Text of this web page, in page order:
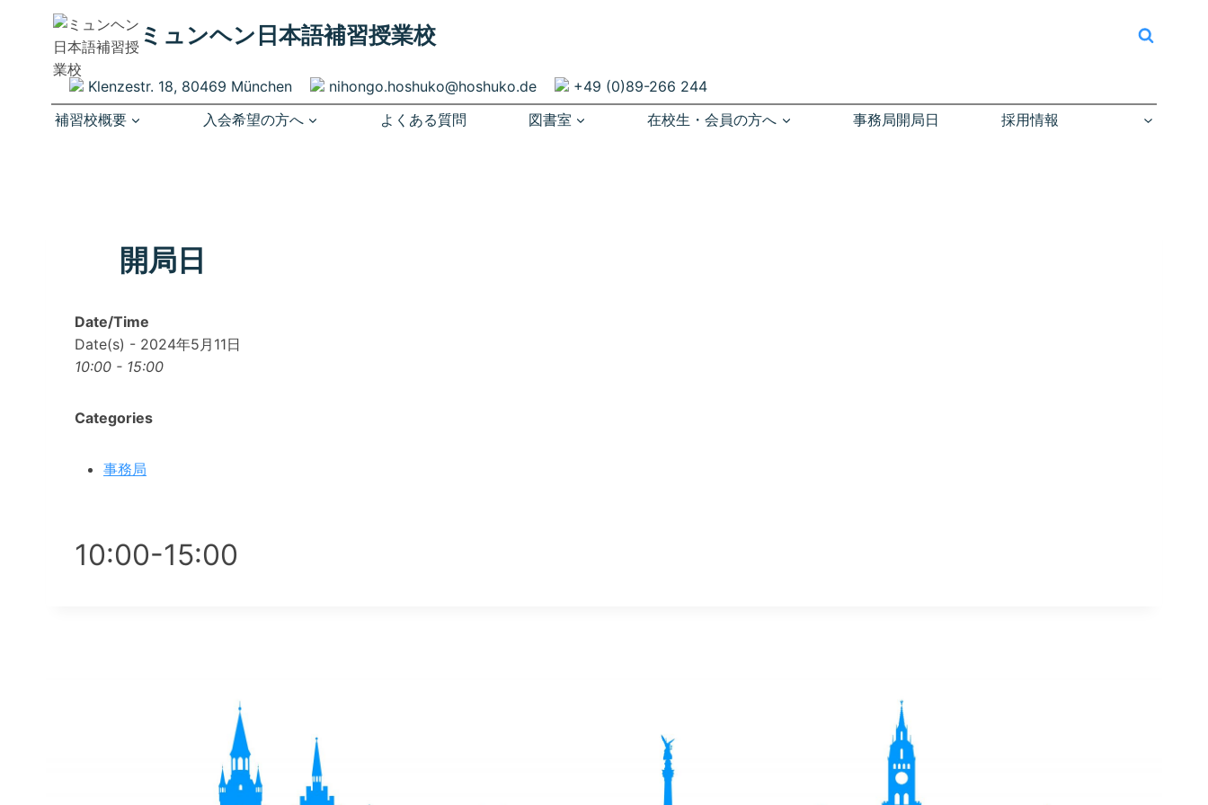
ミュンヘン​日本語補習授業校
Klenzestr. 18, 80469 München nihongo.hoshuko@hoshuko.de
+49 (0)89-266 244
補習校概要
入会希望の方へ よくある質問 図書室 在校生・会員の方へ 事務局開局日 採用情報
開局日
Date/Time
Date(s) - 2024年5月11日
10:00 - 15:00
Categories
事務局
10:00-15:00